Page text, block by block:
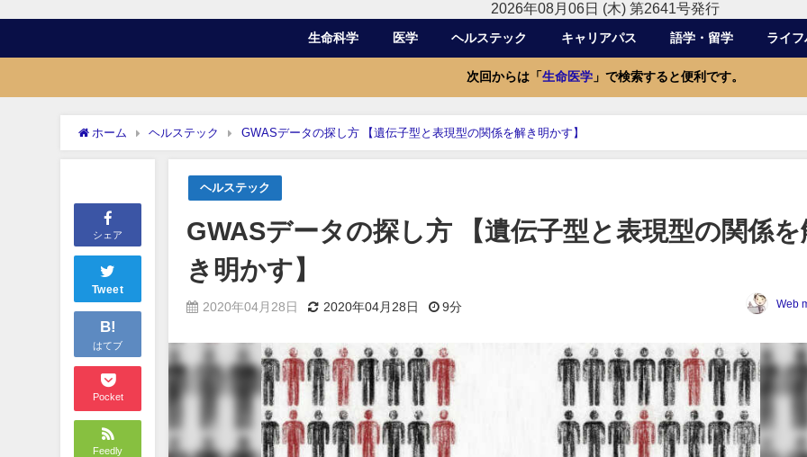
2026年08月06日 (木) 第2641号発行
生命科学 医学 ヘルステック キャリアパス 語学・留学 ライ
次回からは「生命医学 」で検索すると便利です。
ホーム ヘルステック GWASデータの探し方 【遺伝子型と表現型の関係を解き明かす】
シェア
Tweet
B!
はてブ
Pocket
Feedly
ヘルステック
GWASデータの探し方 【遺伝子型と表現型の関係を
き明かす】
2020年04月28日 2020年04月28日 9分 Web